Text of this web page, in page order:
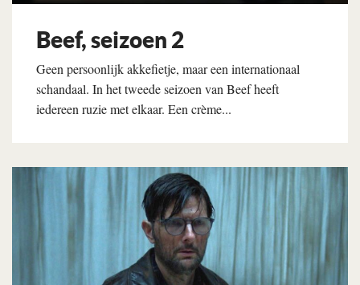
Beef, seizoen 2
Geen persoonlijk akkefietje, maar een internationaal
schandaal. In het tweede seizoen van Beef heeft
iedereen ruzie met elkaar. Een crème...
Lees verder